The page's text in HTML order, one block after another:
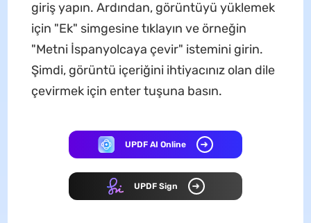
giriş yapın. Ardından, görüntüyü yüklemek
için "Ek" simgesine tıklayın ve örneğin
"Metni İspanyolcaya çevir" istemini girin.
Şimdi, görüntü içeriğini ihtiyacınız olan dile
çevirmek için enter tuşuna basın.
UPDF AI Online
UPDF Sign